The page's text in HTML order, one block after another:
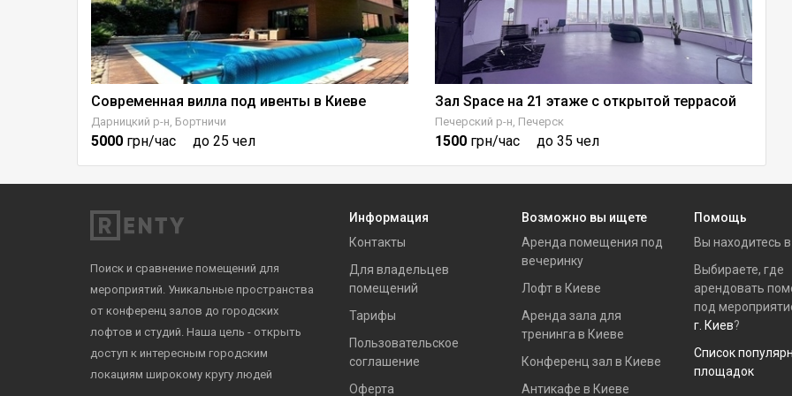
Современная вилла под ивенты в Киеве
Дарницкий р-н, Бортничи
5000 грн/час до 25 чел
Зал Space на 21 этаже с открытой террасой
Печерский р-н, Печерск
1500 грн/час до 35 чел
Поиск и сравнение помещений для
мероприятий. Уникальные пространства
от конференц залов до городских
лофтов и студий. Наша цель - открыть
доступ к интересным городским
локациям широкому кругу людей
Информация
Контакты
Для владельцев
помещений
Тарифы
Пользовательское
соглашение
Оферта
Возможно вы ищете
Аренда помещения под
вечеринку
Лофт в Киеве
Аренда зала для
тренинга в Киеве
Конференц зал в Киеве
Антикафе в Киеве
Помощь
Вы находитесь в
Выбираете, где
арендовать
под
г. Киев?
Список
площадок